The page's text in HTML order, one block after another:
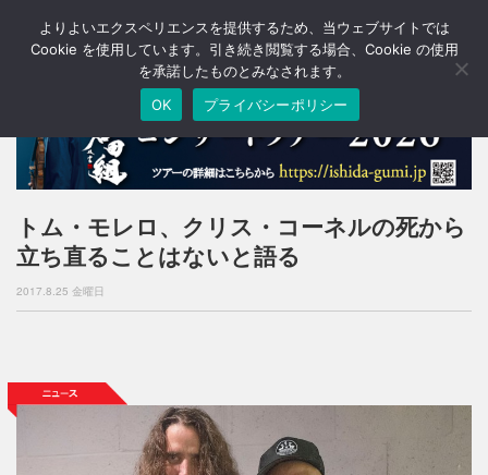
T
o
a
v
i
g
o
トム・モレロ、クリス・コーネルの死から
立ち直ることはないと語る
2017.8.25 金曜日
よりよいエクスペリエンスを提供するため、当ウェブサイトでは
Cookie を使用しています。引き続き閲覧する場合、Cookie の使用
を承諾したものとみなされます。
OK
プライバシーポリシー